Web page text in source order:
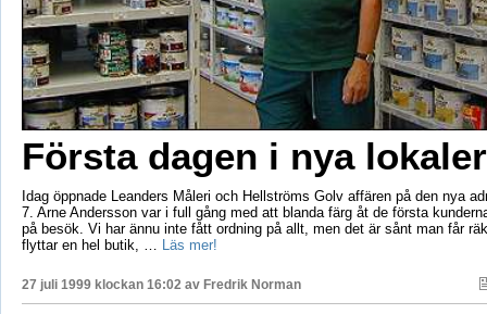
Första dagen i nya lokaler
Idag öppnade Leanders Måleri och Hellströms Golv affären på den nya
7. Arne Andersson var i full gång med att blanda färg åt de första
på besök. Vi har ännu inte fått ordning på allt, men det är sånt man får
flyttar en hel butik, … Läs mer!
27 juli 1999 klockan 16:02 av Fredrik Norman